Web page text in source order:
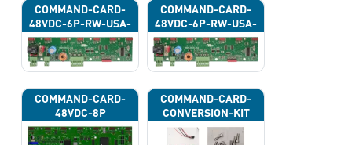
COMMAND-CARD-
48VDC-6P-RW-USA-
43H
COMMAND-CARD-
48VDC-6P-RW-USA-
43J
COMMAND-CARD-
48VDC-8P
COMMAND-CARD-
CONVERSION-KIT